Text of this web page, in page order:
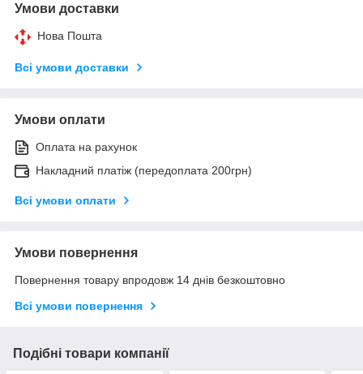
Умови доставки
Нова Пошта
Всі умови доставки
Умови оплати
Оплата на рахунок
Накладний платіж (передоплата 200грн)
Всі умови оплати
Умови повернення
Повернення товару впродовж 14 днів безкоштовно
Всі умови повернення
Подібні товари компанії